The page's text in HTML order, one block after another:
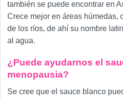
también se puede encontrar en
Crece mejor en áreas húmedas,
de los ríos, de ahí su nombre
al agua.
¿Puede ayudarnos el
menopausia?
Se cree que el sauce blanco